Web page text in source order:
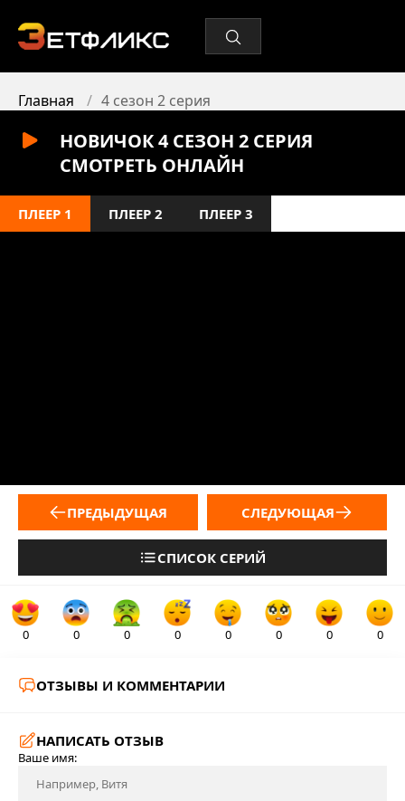
Главная 4 сезон 2 серия
НОВИЧОК 4 СЕЗОН 2 СЕРИЯ
СМОТРЕТЬ ОНЛАЙН
ПЛЕЕР 1 ПЛЕЕР 2 ПЛЕЕР 3
ПРЕДЫДУЩАЯ
СПИСОК СЕРИЙ
СЛЕДУЮЩАЯ
0 0 0 0 0 0 0 0
ОТЗЫВЫ И КОММЕНТАРИИ
НАПИСАТЬ ОТЗЫВ
Ваше имя: